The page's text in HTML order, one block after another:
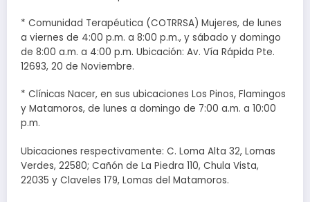
* Comunidad Terapéutica (COTRRSA) Mujeres, de lunes
a viernes de 4:00 p.m. a 8:00 p.m., y sábado y domingo
de 8:00 a.m. a 4:00 p.m. Ubicación: Av. Vía Rápida Pte.
12693, 20 de Noviembre.
* Clínicas Nacer, en sus ubicaciones Los Pinos, Flamingos
y Matamoros, de lunes a domingo de 7:00 a.m. a 10:00
p.m.
Ubicaciones respectivamente: C. Loma Alta 32, Lomas
Verdes, 22580; Cañón de La Piedra 110, Chula Vista,
22035 y Claveles 179, Lomas del Matamoros.